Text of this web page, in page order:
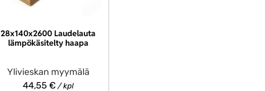
28x140x2600 Laudelauta
lämpökäsitelty haapa
Ylivieskan myymälä
44,55 €/ kpl